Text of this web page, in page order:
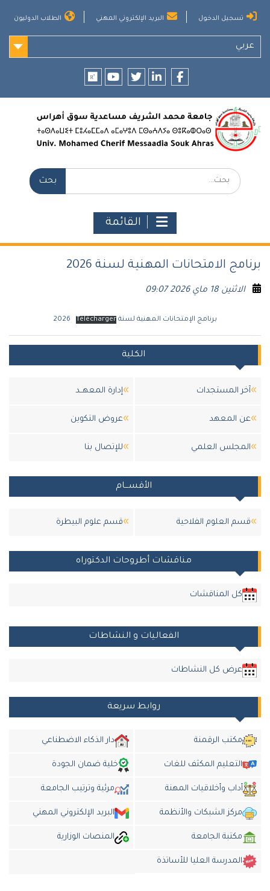
تسجيل الدخول البريد الإلكتروني المهني الطلاب الدوليون
عربي
بحث:
القائمة
برنامج الامتحانات المهنية لسنة 2026
الاثنين 18 ماي 2026 09:07
برنامج الإمتحانات المهنية لسنة 2026 Télécharger
الكلية
آخر المستجدات إدارة المعهــد
عن المعهد عروض التكوين
المجلس العلمي للإتصال بنا
الأقســـام
قسم العلوم الفلاحية قسم علوم البيطرة
مناقشات أطروحات الدكتوراه
كل المناقشات
الفعاليات و النشاطات
عرض كل النشاطات
روابط سريعة
مكتب الرقمنة دار الذكاء الاضطناعي
التعليم المكثف للغات خلية ضمان الجودة
أداب وأخلاقيات المهنة مرئية وترتيب الجامعة
مركز الشبكات والأنظمة البريد الإلكتروني المهني
مكتبة الجامعة المنصات الوزارية
المدرسة العليا للأساتذة